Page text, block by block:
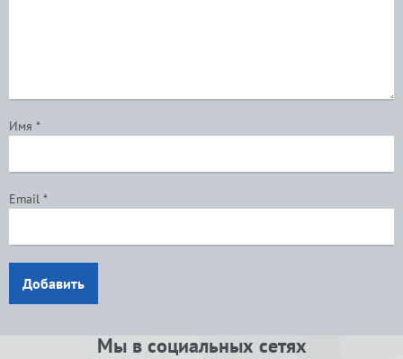
Имя *
Email *
Добавить
Мы в социальных сетях